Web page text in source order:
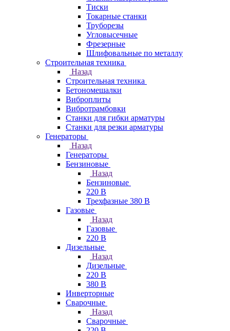
Тиски
Токарные станки
Труборезы
Угловысечные
Фрезерные
Шлифовальные по металлу
Строительная техника
Назад
Строительная техника
Бетономешалки
Виброплиты
Вибротрамбовки
Станки для гибки арматуры
Станки для резки арматуры
Генераторы
Назад
Генераторы
Бензиновые
Назад
Бензиновые
220 В
Трехфазные 380 В
Газовые
Назад
Газовые
220 В
Дизельные
Назад
Дизельные
220 В
380 В
Инверторные
Сварочные
Назад
Сварочные